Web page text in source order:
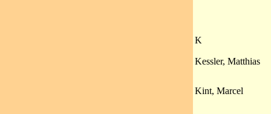
K
Kessler, Matthias
Kint, Marcel